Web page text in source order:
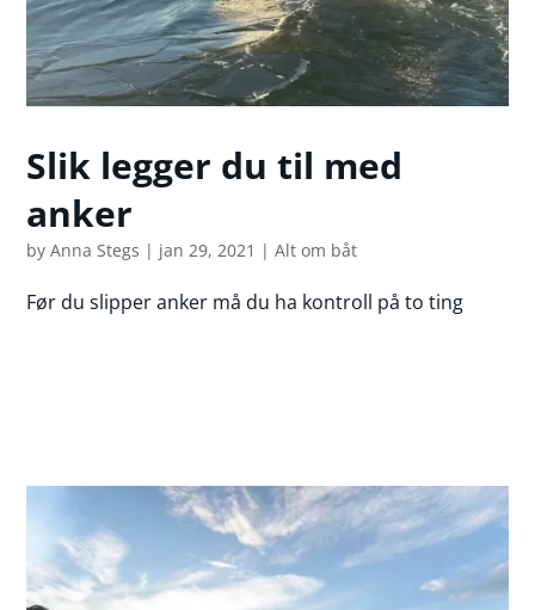
Slik legger du til med
anker
byAnna Stegs | jan 29, 2021 |Alt om båt
Før du slipper anker må du ha kontroll på to ting